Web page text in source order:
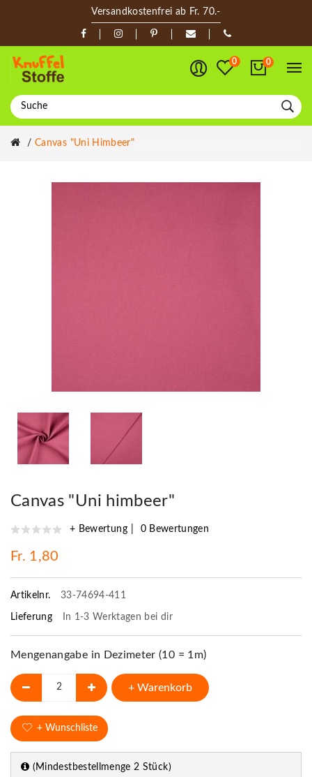
Versandkostenfrei ab Fr. 70.-
0 0
Canvas "Uni Himbeer"
Canvas "Uni himbeer"
+ Bewertung 0 Bewertungen
Fr. 1,80
Artikelnr. 33-74694-411
Lieferung In 1-3 Werktagen bei dir
Mengenangabe in Dezimeter (10 = 1m)
+ Warenkorb
+ Wunschliste
(Mindestbestellmenge 2 Stück)